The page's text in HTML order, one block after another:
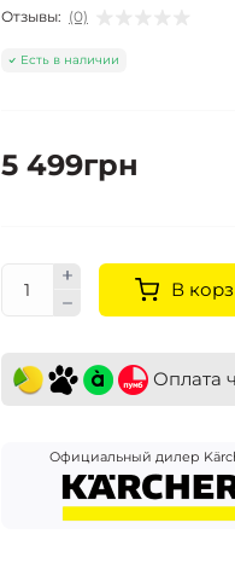
Отзывы: (0)
Есть в наличии
5 499грн
В
Оплата
Официальный дилер